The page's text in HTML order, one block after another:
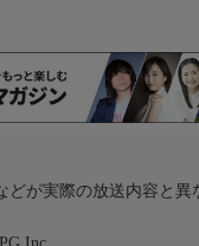
どが実際の放送内容と異